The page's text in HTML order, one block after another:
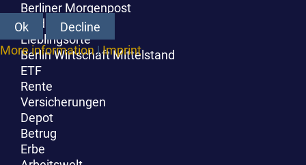
Berliner Morgenpost
Geldanlage
Lieblingsorte
Berlin Wirtschaft Mittelstand
ETF
Rente
Versicherungen
Depot
Betrug
Erbe
Ok
Decline
More information|Imprint